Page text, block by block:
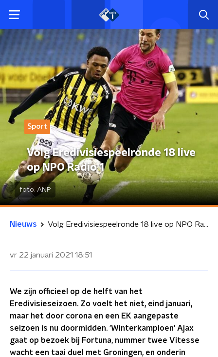
Sport
Volg Eredivisiespeelronde 18 live
op NPO Radio 1
foto: ANP
Nieuws Volg Eredivisiespeelronde 18 live op NPO Radio 1
vr 22 januari 2021 18:51
We zijn officieel op de helft van het
Eredivisieseizoen. Zo voelt het niet, eind januari,
maar het door corona en een EK aangepaste
seizoen is nu doormidden. 'Winterkampioen' Ajax
gaat op bezoek bij Fortuna, nummer twee Vitesse
wacht een taai duel met Groningen, en onderin